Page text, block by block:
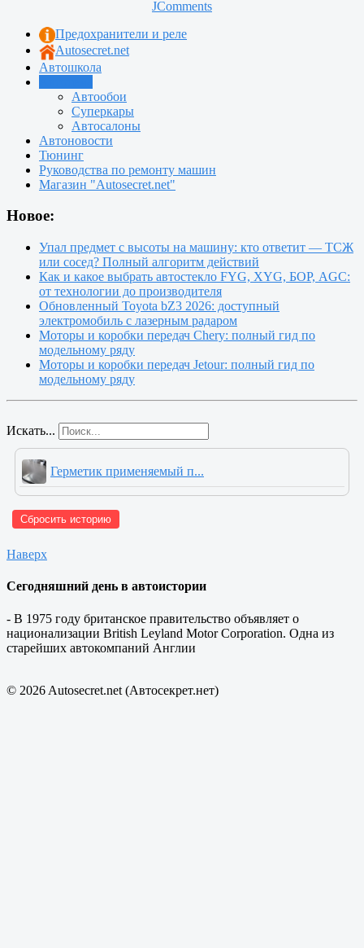
JComments
Предохранители и реле
Autosecret.net
Автошкола
Автообои
Суперкары
Автосалоны
Автоновости
Тюнинг
Руководства по ремонту машин
Магазин "Autosecret.net"
Новое:
Упал предмет с высоты на машину: кто ответит — ТСЖ
или сосед? Полный алгоритм действий
Как и какое выбрать автостекло FYG, XYG, БОР, AGC:
от технологии до производителя
Обновленный Toyota bZ3 2026: доступный
электромобиль с лазерным радаром
Моторы и коробки передач Chery: полный гид по
модельному ряду
Моторы и коробки передач Jetour: полный гид по
модельному ряду
Искать...
Герметик применяемый п...
Сбросить историю
Наверх
Сегодняшний день в автоистории
- В 1975 году британское правительство объявляет о
национализации British Leyland Motor Corporation. Одна из
старейших автокомпаний Англии
© 2026 Autosecret.net (Автосекрет.нет)